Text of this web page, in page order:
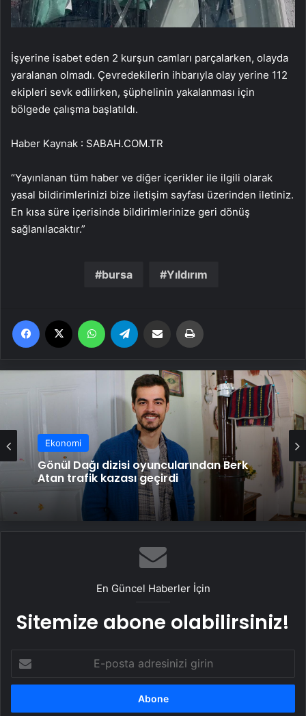
İşyerine isabet eden 2 kurşun camları parçalarken, olayda
yaralanan olmadı. Çevredekilerin ihbarıyla olay yerine 112
ekipleri sevk edilirken, şüphelinin yakalanması için
bölgede çalışma başlatıldı.
Haber Kaynak : SABAH.COM.TR
“Yayınlanan tüm haber ve diğer içerikler ile ilgili olarak
yasal bildirimlerinizi bize iletişim sayfası üzerinden iletiniz.
En kısa süre içerisinde bildirimlerinize geri dönüş
sağlanılacaktır.”
bursa Yıldırım
Facebook WhatsApp Email'den paylaş
Ekonomi
Gönül Dağı dizisi oyuncularından Berk
Atan trafik kazası geçirdi
En Güncel Haberler İçin
Sitemize abone olabilirsiniz!
posta
adresinizi